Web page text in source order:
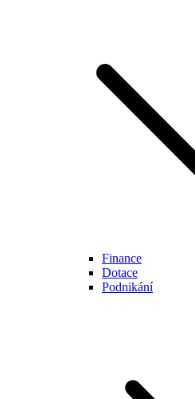
Finance
Dotace
Podnikání